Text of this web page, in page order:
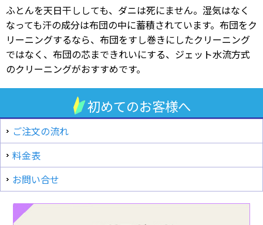
ふとんを天日干ししても、ダニは死にません。湿気はなく
なっても汗の成分は布団の中に蓄積されています。布団をク
リーニングするなら、布団をすし巻きにしたクリーニング
ではなく、布団の芯まできれいにする、ジェット水流方式
のクリーニングがおすすめです。
初めてのお客様へ
ご注文の流れ
料金表
お問い合せ